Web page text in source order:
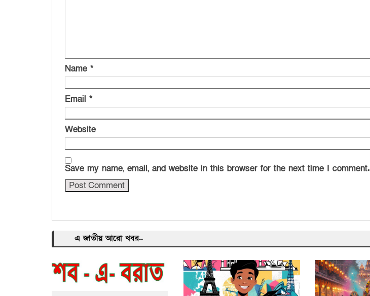
Name *
Email *
Website
Save my name, email, and website in this browser for the next time I comment.
এ জাতীয় আরো খবর..